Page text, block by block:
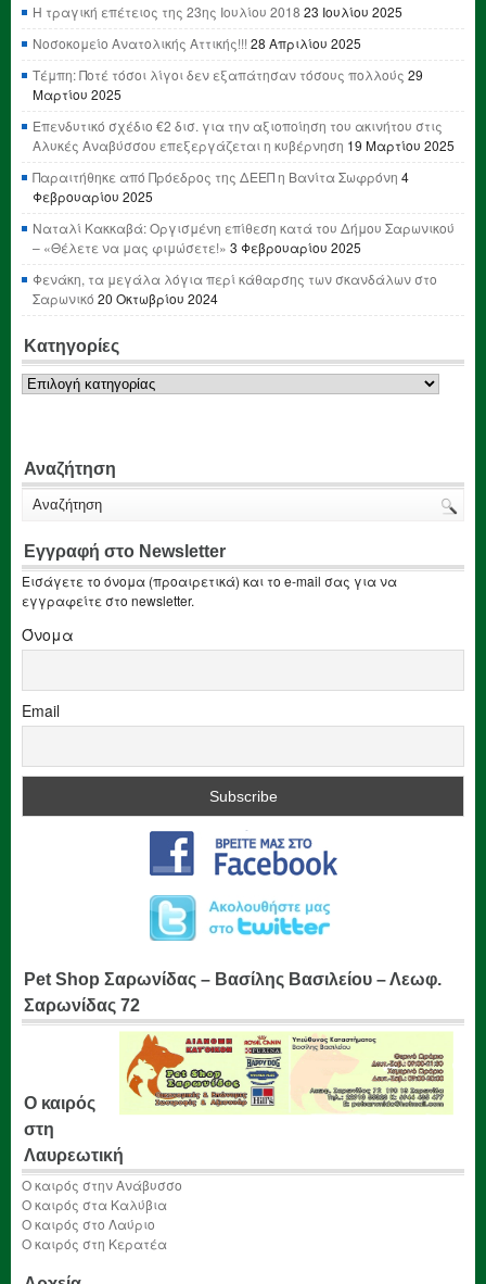
Η τραγική επέτειος της 23ης Ιουλίου 2018 23 Ιουλίου 2025
Νοσοκομείο Ανατολικής Αττικής!!! 28 Απριλίου 2025
Τέμπη: Ποτέ τόσοι λίγοι δεν εξαπάτησαν τόσους πολλούς 29
Μαρτίου 2025
Επενδυτικό σχέδιο €2 δισ. για την αξιοποίηση του ακινήτου στις
Αλυκές Αναβύσσου επεξεργάζεται η κυβέρνηση 19 Μαρτίου 2025
Παραιτήθηκε από Πρόεδρος της ΔΕΕΠ η Βανίτα Σωφρόνη 4
Φεβρουαρίου 2025
Ναταλί Κακκαβά: Οργισμένη επίθεση κατά του Δήμου Σαρωνικού
– «Θέλετε να μας φιμώσετε!» 3 Φεβρουαρίου 2025
Φενάκη, τα μεγάλα λόγια περί κάθαρσης των σκανδάλων στο
Σαρωνικό 20 Οκτωβρίου 2024
Κατηγορίες
Κατηγορίες
Αναζήτηση
Εγγραφή στο Newsletter
Εισάγετε το όνομα (προαιρετικά) και το e-mail σας για να
εγγραφείτε στο newsletter.
Όνομα
Email
Pet Shop Σαρωνίδας – Βασίλης Βασιλείου – Λεωφ.
Σαρωνίδας 72
Ο καιρός
στη
Λαυρεωτική
Ο καιρός στην Ανάβυσσο
Ο καιρός στα Καλύβια
Ο καιρός στο Λαύριο
Ο καιρός στη Κερατέα